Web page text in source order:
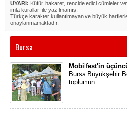
UYARI: Küfür, hakaret, rencide edici cümleler
imla kuralları ile yazılmamış,
Türkçe karakter kullanılmayan ve büyük
onaylanmamaktadır.
Bursa
Mobilfest'in
Bursa Büyükşehir
toplumun...